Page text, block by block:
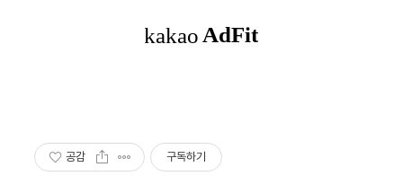
공감 구독하기